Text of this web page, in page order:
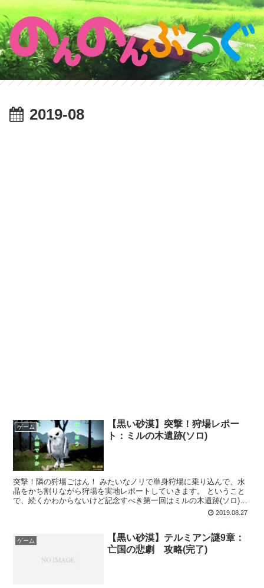
2019-08
ゲーム
【黒い砂漠】突撃！狩場レポー
ト：ミルの木遺跡(ソロ)
突撃！隣の狩場ごはん！ みたいなノリで単身狩場に乗り込んで、水
晶をかち割りながら狩場を実地レポートしていきます。 ということ
で、続くかわからないけど記念すべき第一回はミルの木遺跡(ソロ)で
2019.08.27
ゲーム
【黒い砂漠】テルミアン謎9章：
亡国の悲劇 攻略(完了)